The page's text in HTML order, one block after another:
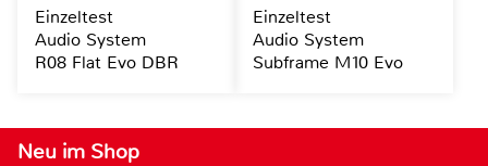
Neu im Shop
Einzeltest
Audio System
R08 Flat Evo DBR
Einzeltest
Audio System
Subframe M10 Evo